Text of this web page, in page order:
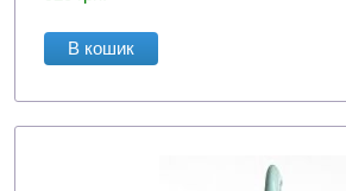
В кошик